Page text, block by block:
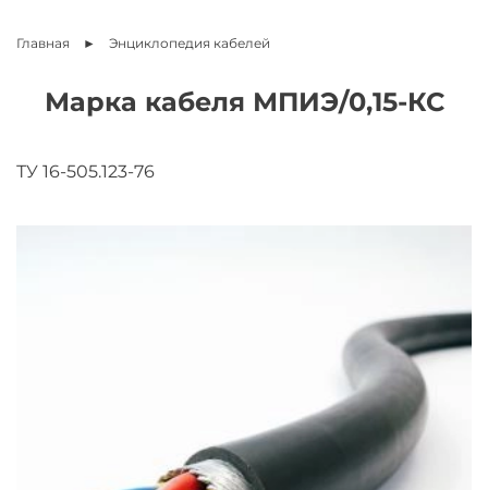
Главная Энциклопедия кабелей
Марка кабеля МПИЭ/0,15-КС
ТУ 16-505.123-76